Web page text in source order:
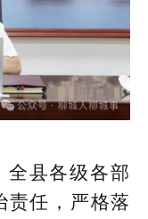
全县各级各部
责任，严格落